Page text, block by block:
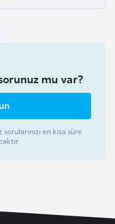
mu var?
en kısa süre